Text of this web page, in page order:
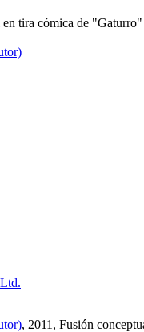
tira cómica de "Gaturro"
, 2011, Fusión